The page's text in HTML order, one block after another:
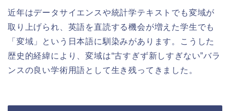
近年はデータサイエンスや統計学テキストでも変域が
取り上げられ、英語を直読する機会が増えた学生でも
「変域」という日本語に馴染みがあります。こうした
歴史的経緯により、変域は“古すぎず新しすぎない”バラ
ンスの良い学術用語として生き残ってきました。